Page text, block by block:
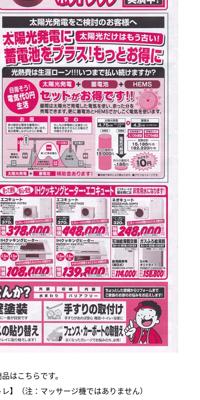
はこちらです。
】 （注：マッサージ機ではありません）